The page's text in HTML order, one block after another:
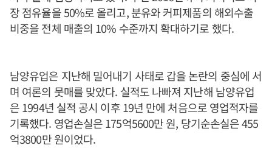
장 점유율을 50%로 올리고, 분유와 커피제품의 해외수출
비중을 전체 매출의 10% 수준까지 확대하기로 했다.
남양유업은 지난해 밀어내기 사태로 갑을 논란의 중심에 서
며 여론의 뭇매를 맞았다. 실적도 나빠져 지난해 남양유업
은 1994년 실적 공시 이후 19년 만에 처음으로 영업적자를
기록했다. 영업손실은 175억5600만 원, 당기순손실은 455
억3800만 원이었다.